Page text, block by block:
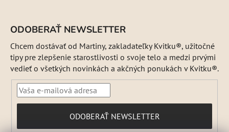
ODOBERAŤ NEWSLETTER
Chcem dostávať od Martiny, zakladateľky Kvitku®, užitočné
tipy pre zlepšenie starostlivosti o svoje telo a medzi prvými
vedieť o všetkých novinkách a akčných ponukách v Kvitku®.
PRIHLÁSIŤ
ODOBERAŤ NEWSLETTER